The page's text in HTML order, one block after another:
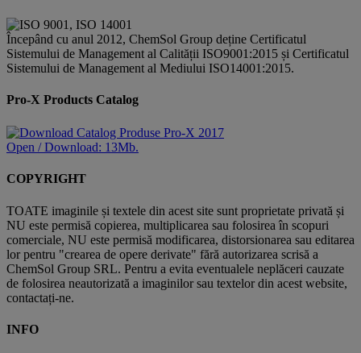
Începând cu anul 2012, ChemSol Group deține Certificatul
Sistemului de Management al Calității ISO9001:2015 și Certificatul
Sistemului de Management al Mediului ISO14001:2015.
Pro-X Products Catalog
Open / Download: 13Mb.
COPYRIGHT
TOATE imaginile și textele din acest site sunt proprietate privată și
NU este permisă copierea, multiplicarea sau folosirea în scopuri
comerciale, NU este permisă modificarea, distorsionarea sau editarea
lor pentru "crearea de opere derivate" fără autorizarea scrisă a
ChemSol Group SRL. Pentru a evita eventualele neplăceri cauzate
de folosirea neautorizată a imaginilor sau textelor din acest website,
contactați-ne.
INFO